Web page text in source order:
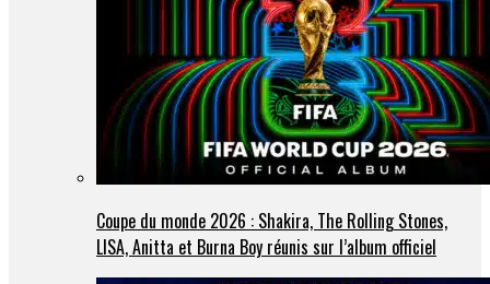
Coupe du monde 2026 : Shakira, The Rolling Stones,
LISA, Anitta et Burna Boy réunis sur l’album officiel